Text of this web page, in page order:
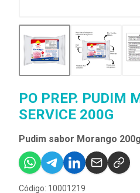
PO PREP. PUDIM
SERVICE 200G
Pudim sabor Morango 200g
Código: 10001219